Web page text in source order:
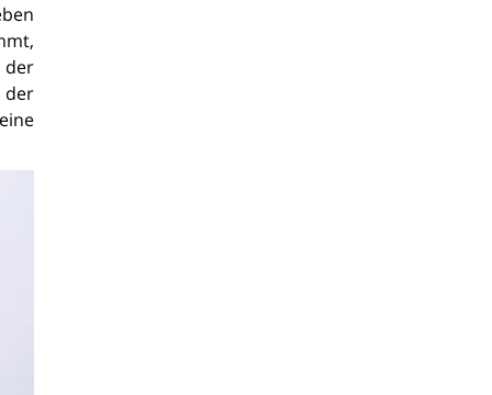
der
der